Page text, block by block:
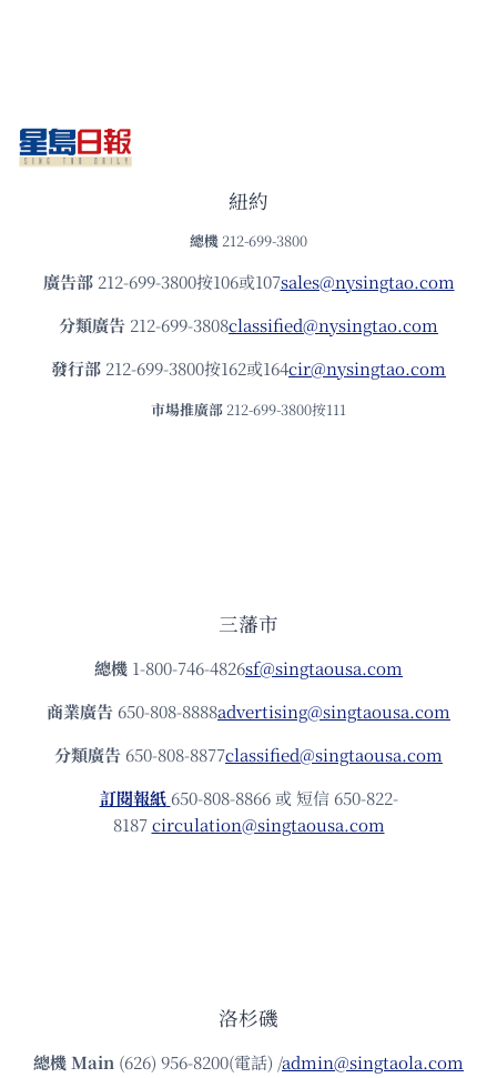
紐約
總機 212-699-3800
廣告部212-699-3800按106或107sales@nysingtao.com
分類廣告 212-699-3808classified@nysingtao.com
發⾏部 212-699-3800按162或164cir@nysingtao.com
市場推廣部 212-699-3800按111
三藩市
總機 1-800-746-4826sf@singtaousa.com
商業廣告 650-808-8888advertising@singtaousa.com
分類廣告 650-808-8877classified@singtaousa.com
訂閱報紙 650-808-8866 或 短信 650-822-
8187circulation@singtaousa.com
洛杉磯
總機Main (626) 956-8200(電話) /admin@singtaola.com